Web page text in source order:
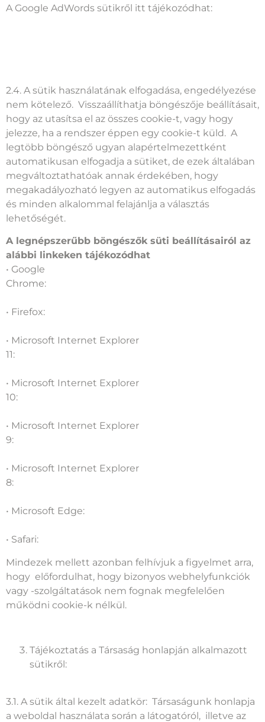
A Google AdWords sütikről itt tájékozódhat:
2.4. A sütik használatának elfogadása, engedélyezése
nem kötelező. Visszaállíthatja böngészője beállításait,
hogy az utasítsa el az összes cookie-t, vagy hogy
jelezze, ha a rendszer éppen egy cookie-t küld. A
legtöbb böngésző ugyan alapértelmezettként
automatikusan elfogadja a sütiket, de ezek általában
megváltoztathatóak annak érdekében, hogy
megakadályozható legyen az automatikus elfogadás
és minden alkalommal felajánlja a választás
lehetőségét.
A legnépszerűbb böngészők süti beállításairól az
alábbi linkeken tájékozódhat
• Google
Chrome:
• Firefox:
• Microsoft Internet Explorer
11:
• Microsoft Internet Explorer
10:
• Microsoft Internet Explorer
9:
• Microsoft Internet Explorer
8:
• Microsoft Edge:
• Safari:
Mindezek mellett azonban felhívjuk a figyelmet arra,
hogy előfordulhat, hogy bizonyos webhelyfunkciók
vagy -szolgáltatások nem fognak megfelelően
működni cookie-k nélkül.
Tájékoztatás a Társaság honlapján alkalmazott
sütikről:
3.1. A sütik által kezelt adatkör: Társaságunk honlapja
a weboldal használata során a látogatóról, illetve az